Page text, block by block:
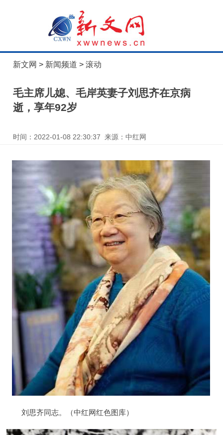
新文网 > 新闻频道 >滚动
毛主席儿媳、毛岸英妻子刘思齐在京病
逝，享年92岁
时间：2022-01-08 22:30:37 来源：中红网
刘思齐同志。（中红网红色图库）